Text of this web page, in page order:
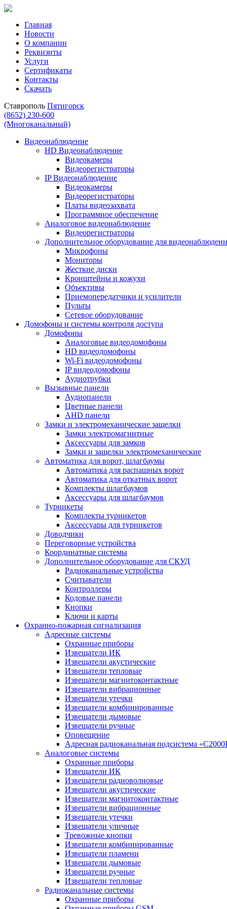
Главная
Новости
О компании
Реквизиты
Услуги
Сертификаты
Контакты
Скачать
Ставрополь Пятигорск
(8652) 230-600
(Многоканальный)
Видеонаблюдение
HD Видеонаблюдение
Видеокамеры
Видеорегистраторы
IP Видеонаблюдение
Видеокамеры
Видеорегистраторы
Платы видеозахвата
Программное обеспечение
Аналоговое видеонаблюдение
Видеорегистраторы
Дополнительное оборудование для
Микрофоны
Мониторы
Жесткие диски
Кронштейны и кожухи
Объективы
Приемопередатчики и усилители
Пульты
Сетевое оборудование
Домофоны и системы контроля доступа
Домофоны
Аналоговые видеодомофоны
HD видеодомофоны
Wi-Fi видеодомофоны
IP видеодомофоны
Аудиотрубки
Вызывные панели
Аудиопанели
Цветные панели
AHD панели
Замки и электромеханические защелки
Замки электромагнитные
Аксессуары для замков
Замки и защелки электромеханические
Автоматика для ворот, шлагбаумы
Автоматика для распашных ворот
Автоматика для откатных ворот
Комплекты шлагбаумов
Аксессуары для шлагбаумов
Турникеты
Комплекты турникетов
Аксессуары для турникетов
Доводчики
Переговорные устройства
Координатные системы
Дополнительное оборудование для СКУД
Радиоканальные устройства
Считыватели
Контроллеры
Кодовые панели
Кнопки
Ключи и карты
Охранно-пожарная сигнализация
Адресные системы
Охранные приборы
Извещатели ИК
Извещатели акустические
Извещатели тепловые
Извещатели магнитоконтактные
Извещатели вибрационные
Извещатели утечки
Извещатели комбинированные
Извещатели дымовые
Извещатели ручные
Оповещение
Адресная радиоканальная подсистема
Аналоговые системы
Охранные приборы
Извещатели ИК
Извещатели радиоволновые
Извещатели акустические
Извещатели магнитоконтактные
Извещатели вибрационные
Извещатели утечки
Извещатели уличные
Тревожные кнопки
Извещатели комбинированные
Извещатели пламени
Извещатели дымовые
Извещатели ручные
Извещатели тепловые
Радиоканальные системы
Охранные приборы